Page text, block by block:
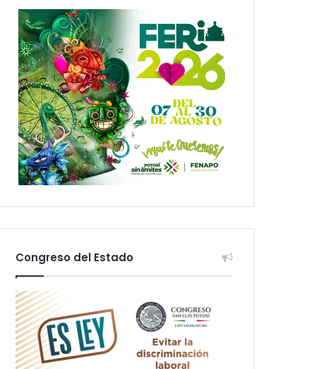
Congreso del Estado